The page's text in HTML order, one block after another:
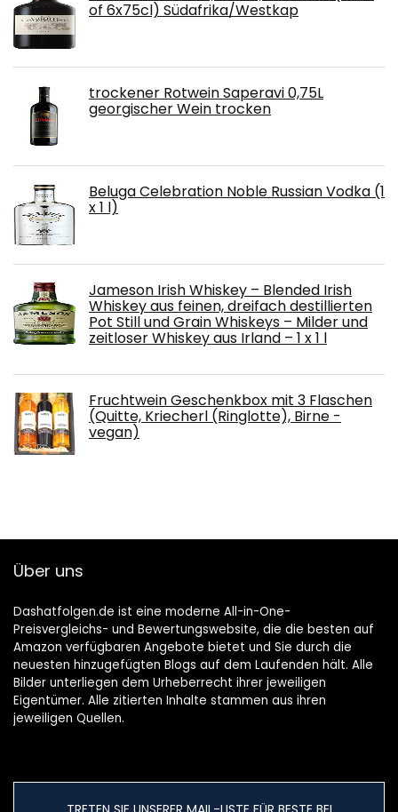
of 6x75cl) Südafrika/Westkap
trockener Rotwein Saperavi 0,75L
georgischer Wein trocken
Beluga Celebration Noble Russian Vodka (1
x 1 l)
Jameson Irish Whiskey – Blended Irish
Whiskey aus feinen, dreifach destillierten
Pot Still und Grain Whiskeys – Milder und
zeitloser Whiskey aus Irland – 1 x 1 l
Fruchtwein Geschenkbox mit 3 Flaschen
(Quitte, Kriecherl (Ringlotte), Birne -
vegan)
Über uns
Dashatfolgen.de ist eine moderne All-in-One-
Preisvergleichs- und Bewertungswebsite, die die besten auf
Amazon verfügbaren Angebote bietet und Sie durch die
neuesten hinzugefügten Blogs auf dem Laufenden hält. Alle
Bilder unterliegen dem Urheberrecht ihrer jeweiligen
Eigentümer. Alle zitierten Inhalte stammen aus ihren
jeweiligen Quellen.